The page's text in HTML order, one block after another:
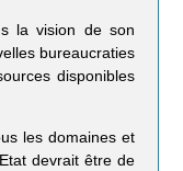
la vision de son
bureaucraties
disponibles
les domaines et
devrait être de